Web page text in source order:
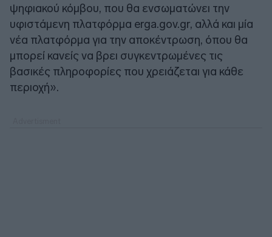
ψηφιακού κόμβου, που θα ενσωματώνει την
υφιστάμενη πλατφόρμα erga.gov.gr, αλλά και μία
νέα πλατφόρμα για την αποκέντρωση, όπου θα
μπορεί κανείς να βρει συγκεντρωμένες τις
βασικές πληροφορίες που χρειάζεται για κάθε
περιοχή».